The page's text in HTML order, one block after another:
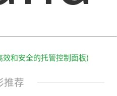
冰的温度变化的能
特性，如变形等。”
，冰盖温度沿平滑的
分是太阳照射的表
效和安全的托管控制面板)
推荐